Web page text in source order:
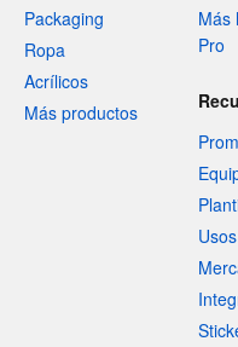
Packaging
Ropa
Acrílicos
Más productos
Más
Pro
Usos